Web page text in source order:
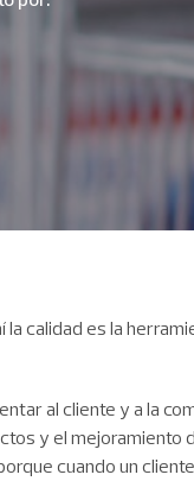
la calidad es la
al cliente y a la
y el mejoramiento
cuando un